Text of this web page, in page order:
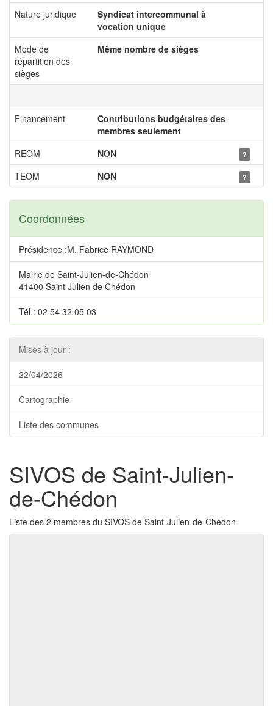
Nature juridique
Syndicat intercommunal à
vocation unique
Mode de
répartition des
sièges
Même nombre de sièges
Financement
Contributions budgétaires des
membres seulement
REOM
NON ?
TEOM NON ?
Coordonnées
Présidence :M. Fabrice RAYMOND
Mairie de Saint-Julien-de-Chédon
41400 Saint Julien de Chédon
Tél.: 02 54 32 05 03
Mises à jour :
22/04/2026
Cartographie
Liste des communes
SIVOS de Saint-Julien-
de-Chédon
Liste des 2 membres du SIVOS de Saint-Julien-de-Chédon